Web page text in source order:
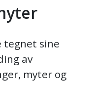
tegnet sine
av
myter og